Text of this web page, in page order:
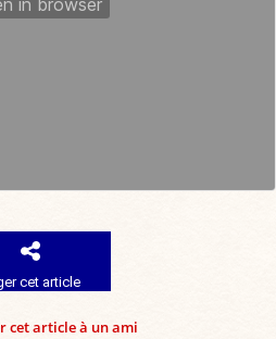
cet article
cet article à un ami